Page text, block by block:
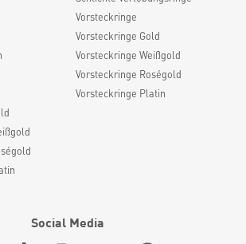
Vorsteckringe
Vorsteckringe Gold
Vorsteckringe Weißgold
Vorsteckringe Roségold
Vorsteckringe Platin
Social Media